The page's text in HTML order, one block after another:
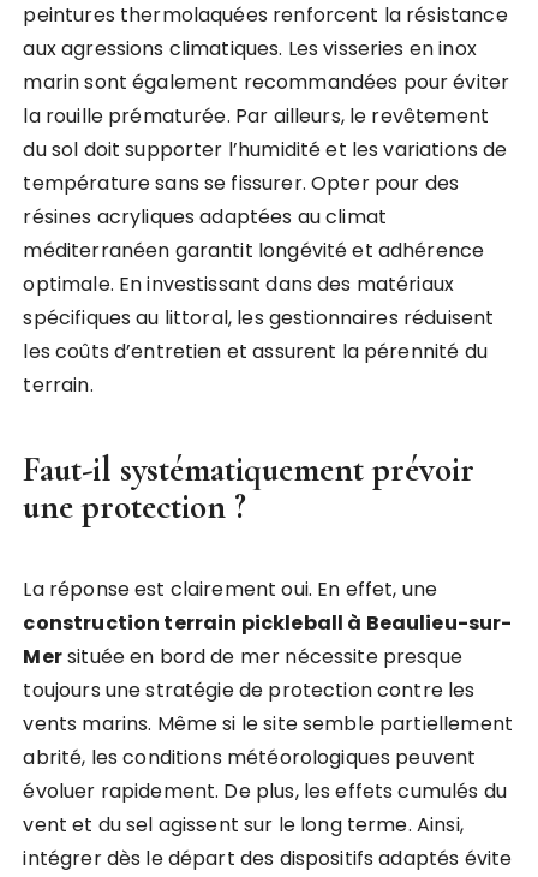
peintures thermolaquées renforcent la résistance
aux agressions climatiques. Les visseries en inox
marin sont également recommandées pour éviter
la rouille prématurée. Par ailleurs, le revêtement
du sol doit supporter l’humidité et les variations de
température sans se fissurer. Opter pour des
résines acryliques adaptées au climat
méditerranéen garantit longévité et adhérence
optimale. En investissant dans des matériaux
spécifiques au littoral, les gestionnaires réduisent
les coûts d’entretien et assurent la pérennité du
terrain.
Faut-il systématiquement prévoir
une protection ?
La réponse est clairement oui. En effet, une
construction terrain pickleball à Beaulieu-sur-
Mersituée en bord de mer nécessite presque
toujours une stratégie de protection contre les
vents marins. Même si le site semble partiellement
abrité, les conditions météorologiques peuvent
évoluer rapidement. De plus, les effets cumulés du
vent et du sel agissent sur le long terme. Ainsi,
intégrer dès le départ des dispositifs adaptés évite